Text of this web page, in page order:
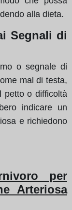
alla dieta.
Segnali di
o segnale di
mal di testa,
petto o difficoltà
indicare un
e richiedono
per
Arteriosa